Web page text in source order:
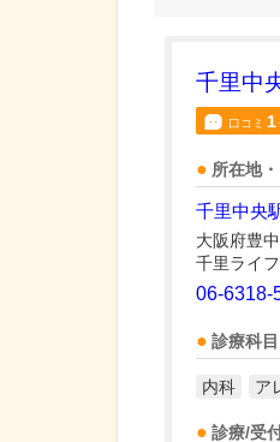
千里中
口コミ 1
所在地
千里中央
大阪府豊
千里ライ
06-6318-
診療科目
内科 ア
診療/受